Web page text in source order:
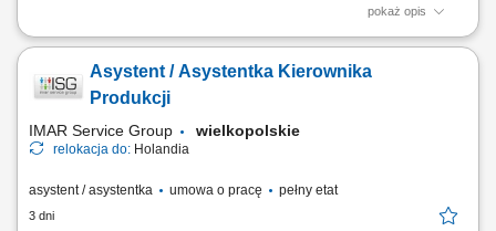
pokaż opis
Główne obowiązki: Prowadzenie spraw związanych z umowami najmu i
projektów umów, aneksów, prowadzenie korespondencji itd.),
Koordynacja procesu windykacji najemców, Ewidencja umów najmów i
Asystent / Asystentka Kierownika
Produkcji
IMAR Service Group wielkopolskie
relokacja do: Holandia
asystent / asystentka umowa o pracę pełny etat
3 dni